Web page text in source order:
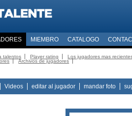
MIEMBRO CATALOGO
talentos Player rating Los jugadores mas
Archivos de jugadores
Videos editar al jugador mandar foto